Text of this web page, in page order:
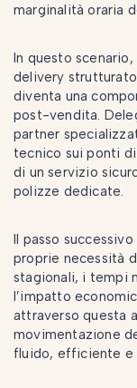
marginalità oraria
In questo
delivery
diventa una
post-vendita.
partner
tecnico sui ponti
di un servizio
polizze dedicate.
Il passo
proprie necessità
stagionali, i tempi
l’impatto
attraverso questa
movimentazione
fluido, efficiente e